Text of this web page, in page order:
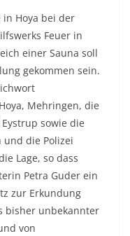
in Hoya bei der
Feuer in
einer Sauna soll
gekommen sein.
Mehringen, die
sowie die
und die Polizei
Lage, so dass
Petra Guder ein
zur Erkundung
bisher unbekannter
von